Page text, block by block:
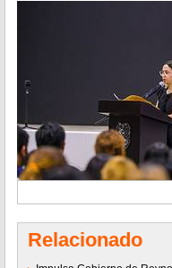
Relacionado